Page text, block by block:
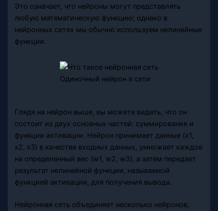
Это означает, что нейроны могут представлять
любую математическую функцию; однако в
нейронных сетях мы обычно используем нелинейные
функции.
Одиночный нейрон в сети
Глядя на нейрон выше, вы можете видеть, что он
состоит из двух основных частей: суммирования и
функции активации. Нейрон принимает данные (x1,
x2, x3) в качестве входных данных, умножает каждое
на определенный вес (w1, w2, w3), а затем передает
результат нелинейной функции, называемой
функцией активации, для получения вывода.
Нейронная сеть объединяет несколько нейронов,